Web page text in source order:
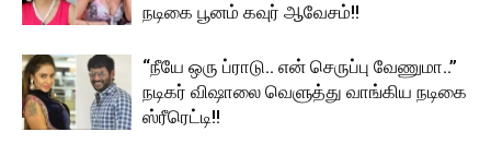
நடிகை பூனம் கவுர் ஆவேசம்!!
“நீயே ஒரு ப்ராடு.. என் செருப்பு வேணுமா..”
நடிகர் விஷாலை வெளுத்து வாங்கிய நடிகை
ஸ்ரீரெட்டி!!